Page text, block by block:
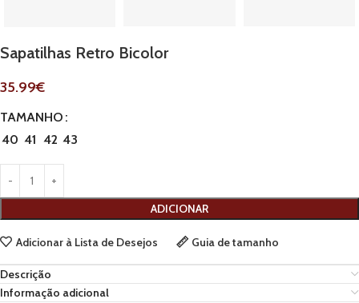
Sapatilhas Retro Bicolor
35.99€
TAMANHO
40 41 42 43
ADICIONAR
Adicionar à Lista de Desejos Guia de tamanho
Descrição
Informação adicional